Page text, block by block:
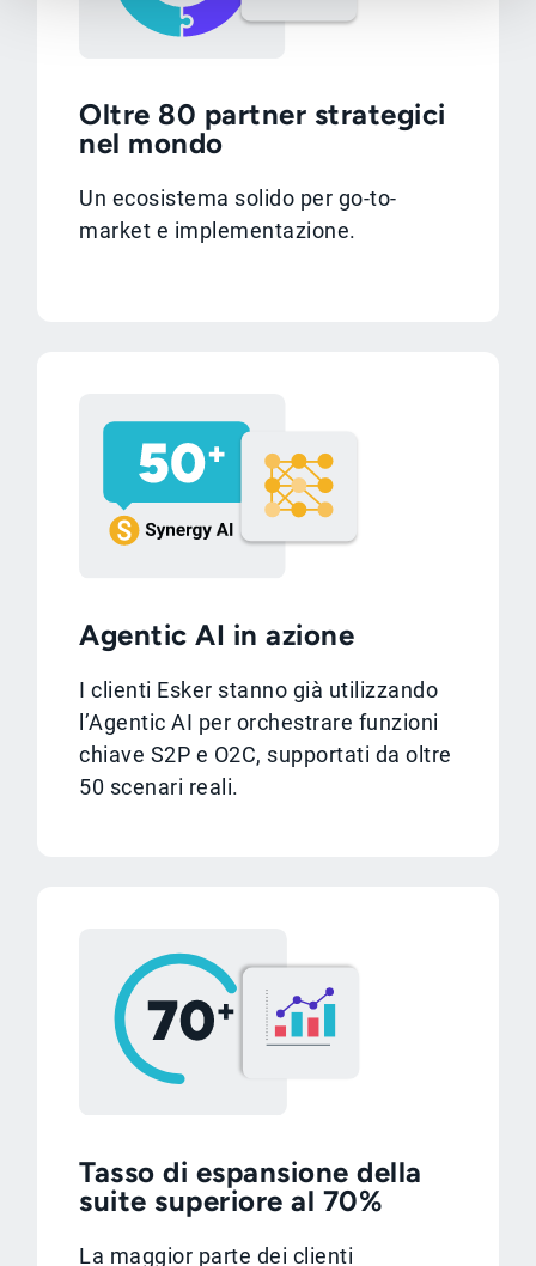
Oltre 80 partner strategici
nel mondo
Un ecosistema solido per go-to-
market e implementazione.
Agentic AI in azione
I clienti Esker stanno già utilizzando
l’Agentic AI per orchestrare funzioni
chiave S2P e O2C, supportati da oltre
50 scenari reali.
Tasso di espansione della
suite superiore al 70%
La maggior parte dei clienti